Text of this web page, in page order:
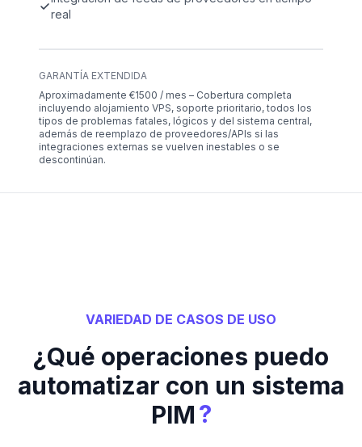
real
GARANTÍA EXTENDIDA
Aproximadamente €1500 / mes – Cobertura completa
incluyendo alojamiento VPS, soporte prioritario, todos los
tipos de problemas fatales, lógicos y del sistema central,
además de reemplazo de proveedores/APIs si las
integraciones externas se vuelven inestables o se
descontinúan.
VARIEDAD DE CASOS DE USO
¿Qué operaciones puedo
automatizar con un sistema
PIM?